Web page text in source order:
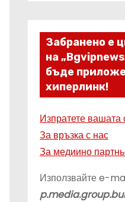
Забранено е
на
бъде
хиперлинк!
Изпратете вашата
За връзка с нас
За медиино
Използвайте e-